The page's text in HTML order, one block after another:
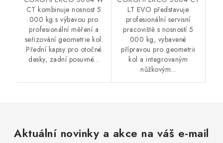
CT kombinuje nosnost 5
000 kg s výbavou pro
profesionální měření a
seřizování geometrie kol.
Přední kapsy pro otočné
desky, zadní posuvné...
LT EVO představuje
profesionální servisní
pracoviště s nosností 5
000 kg, vybavené
přípravou pro geometrii
kol a integrovaným
nůžkovým...
Aktuální novinky a akce na váš e-mail